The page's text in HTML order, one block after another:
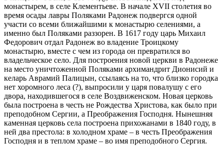
монастырем, в селе Клементьеве. В начале ХVII столетия во
время осады лавры Поляками Радонеж подвергся одной
участи со всеми ближайшими к монастырю селениями, а
именно был Поляками раззорен. В 1617 году царь Михаил
Федорович отдал Радонеж во владение Троицкому
монастырю, вместе с чем из города он превратился во
владельческое село. Для построения новой церкви в Радонеже
на место уничтоженной Поляками архимандрит Дионисий и
келарь Аврамий Палицын, ссылаясь на то, что близко городка
нет хоромного леса (?), выпросили у царя повалушу с его
двора, находившегося в селе Воздвиженском. Новая церковь
была построена в честь не Рождества Христова, как было при
преподобном Сергии, а Преображения Господня. Нынешняя
каменная церковь села построена прихожанами в 1840 году, в
ней два престола: в холодном храме – в честь Преображения
Господня и в теплом храме – во имя преподобного Сергия.